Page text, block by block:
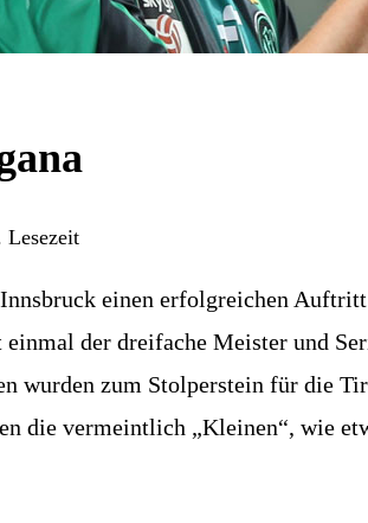
einen erfolgreichen
der dreifache Meister und
wurden zum Stolperstein für die
die vermeintlich „Kleinen“, wie